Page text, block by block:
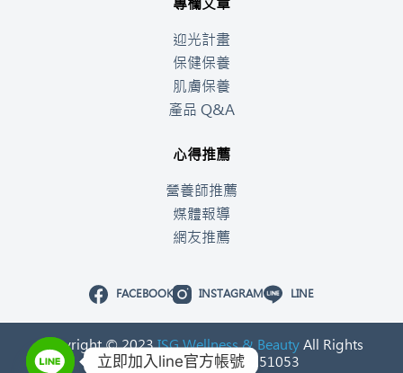
專欄文章
迎光計畫
保健保養
肌膚保養
產品 Q&A
心得推薦
營養師推薦
媒體報導
網友推薦
FACEBOOK INSTAGRAM LINE
Copyright © 2023ISG Wellness & Beauty All Rights
Reserved. 統一編號：53251053
立即加入line官方帳號